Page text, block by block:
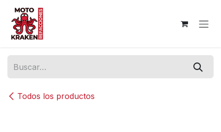
Ir al contenido
Todos los productos